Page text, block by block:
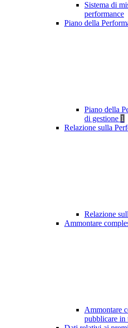
Sistema di
performance
Piano della
Piano della
di gestione 1
Relazione sulla
Relazione
Ammontare
Ammontare
pubblicare in